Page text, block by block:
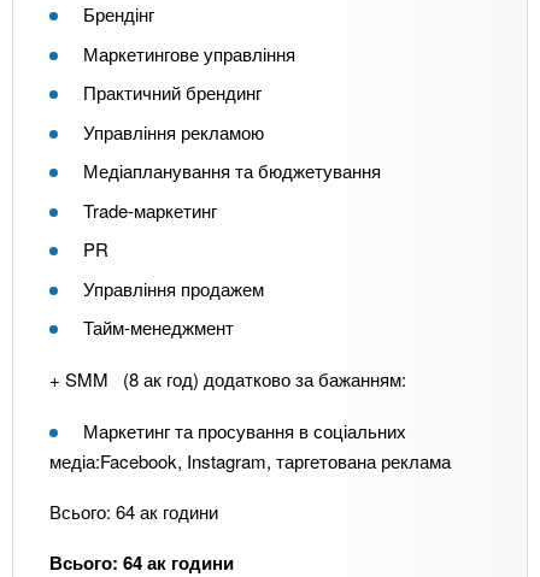
Брендінг
Маркетингове управління
Практичний брендинг
Управління рекламою
Медіапланування та бюджетування
Trade-маркетинг
PR
Управління продажем
Тайм-менеджмент
+ SMM (8 ак год) додатково за бажанням:
Маркетинг та просування в соціальних
медіа:Facebook, Instagram, таргетована реклама
Всього: 64 ак години
Всього: 64 ак години